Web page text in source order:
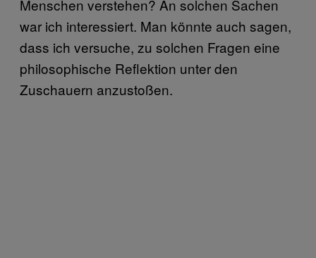
Menschen verstehen? An solchen Sachen
war ich interessiert. Man könnte auch sagen,
dass ich versuche, zu solchen Fragen eine
philosophische Reflektion unter den
Zuschauern anzustoßen.